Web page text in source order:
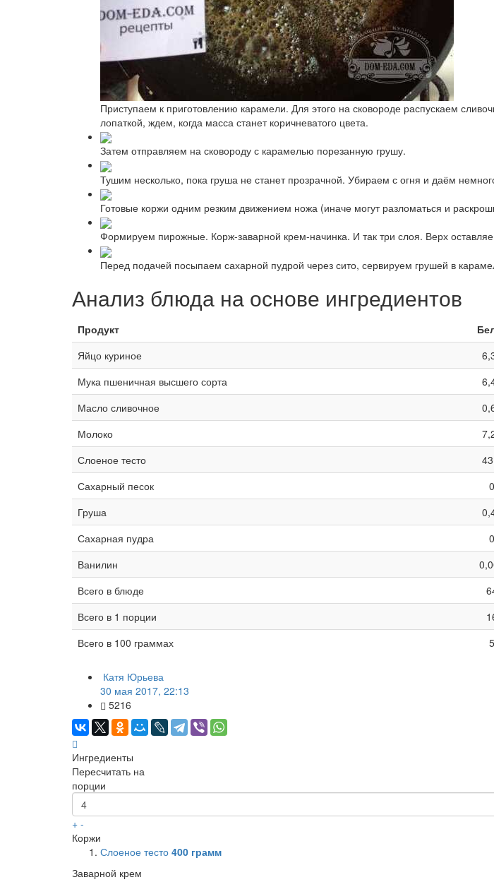
Приступаем к приготовлению карамели. Для этого на сковороде распускаем
лопаткой, ждем, когда масса станет коричневатого цвета.
Затем отправляем на сковороду с карамелью порезанную грушу.
Тушим несколько, пока груша не станет прозрачной. Убираем с огня и даём
Готовые коржи одним резким движением ножа (иначе могут разломаться и
Формируем пирожные. Корж-заварной крем-начинка. И так три слоя. Верх
Перед подачей посыпаем сахарной пудрой через сито, сервируем грушей в
Анализ блюда на основе ингредиентов
Продукт
Яйцо куриное
Мука пшеничная высшего сорта
Масло сливочное
Молоко
Слоеное тесто
Сахарный песок
0
Груша
Сахарная пудра
0
Ванилин
Всего в блюде
Всего в 1 порции
Всего в 100 граммах
5
Катя Юрьева
30 мая 2017, 22:13
5216
Ингредиенты
Пересчитать на
порции
+ -
Коржи
Слоеное тесто 400 грамм
Заварной крем